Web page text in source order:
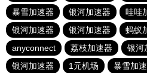
暴雪加速器
银河加速器 哇哇
银河加速器
银河加速器 蚂蚁
anyconnect
荔枝加速器 银河
银河加速器
1元机场 暴雪加